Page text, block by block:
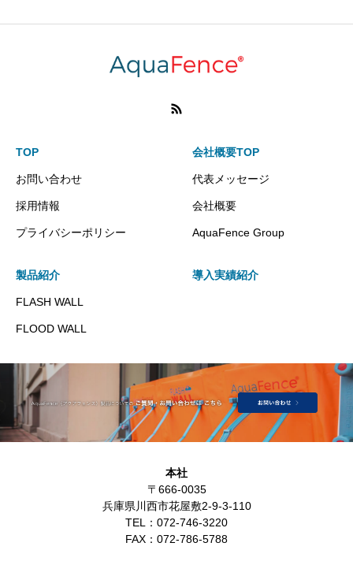
TOP
お問い合わせ
採用情報
プライバシーポリシー
会社概要TOP
代表メッセージ
会社概要
AquaFence Group
製品紹介
FLASH WALL
FLOOD WALL
導入実績紹介
本社
〒666-0035
兵庫県川西市花屋敷2-9-3-110
TEL： 072-746-3220
FAX： 072-786-5788